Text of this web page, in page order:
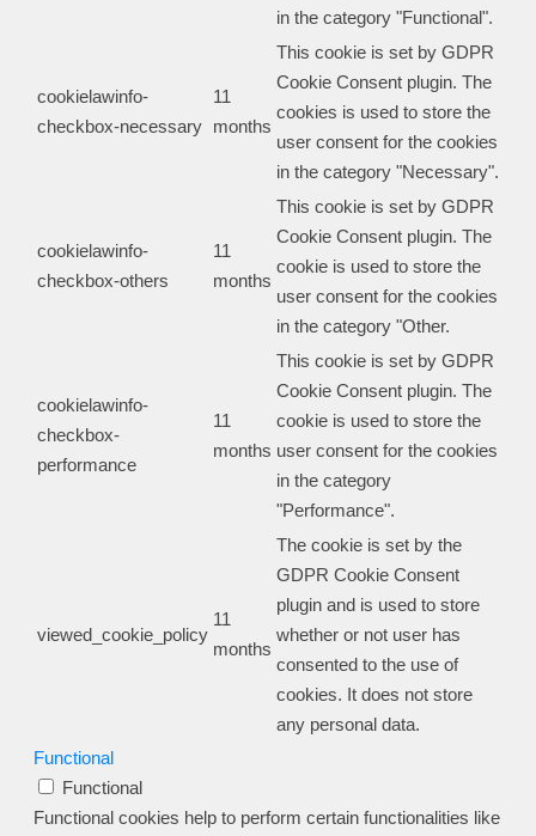
in the category "Functional".
cookielawinfo-
checkbox-necessary
11
months
This cookie is set by GDPR
Cookie Consent plugin. The
cookies is used to store the
user consent for the cookies
in the category "Necessary".
cookielawinfo-
checkbox-others
11
months
This cookie is set by GDPR
Cookie Consent plugin. The
cookie is used to store the
user consent for the cookies
in the category "Other.
cookielawinfo-
checkbox-
performance
11
months
This cookie is set by GDPR
Cookie Consent plugin. The
cookie is used to store the
user consent for the cookies
in the category
"Performance".
viewed_cookie_policy
11
months
The cookie is set by the
GDPR Cookie Consent
plugin and is used to store
whether or not user has
consented to the use of
cookies. It does not store
any personal data.
Functional
Functional
Functional cookies help to perform certain functionalities like